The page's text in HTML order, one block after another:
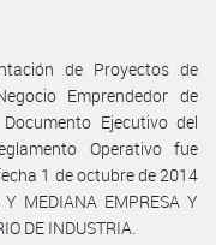
de Proyectos de
Emprendedor de
Ejecutivo del
Operativo fue
1 de octubre de 2014
MEDIANA EMPRESA Y
DE INDUSTRIA.